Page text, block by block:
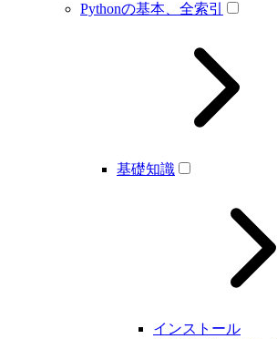
Pythonの基本、全索引
基礎知識
インストール